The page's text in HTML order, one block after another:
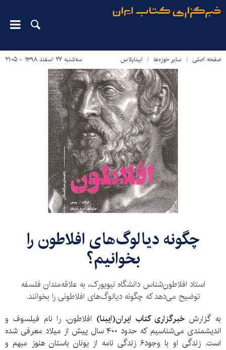
صفحه اصلی سایر حوزه‌ها ایبناپلاس سه‌شنبه ۲۷ اسفند ۱۳۹۸ - ۲۱:۰۵
چگونه دیالوگ‌های افلاطون را
بخوانیم؟
استاد افلاطون‌شناس دانشگاه نیویورک، به علاقه‌مندان فلسفه
توضیح می‌دهد که چگونه دیالوگ‌های افلاطونی را بخوانند.
به گزارش خبرگزاری کتاب ایران(ایبنا) افلاطون، را نام فیلسوف و
اندیشمندی می‌شناسیم که حدود ۴۰۰ سال پیش از میلاد معرفی شده
است. زندگی او با وجود۶ زندگی نامه از یونان باستان هنوز مبهم و